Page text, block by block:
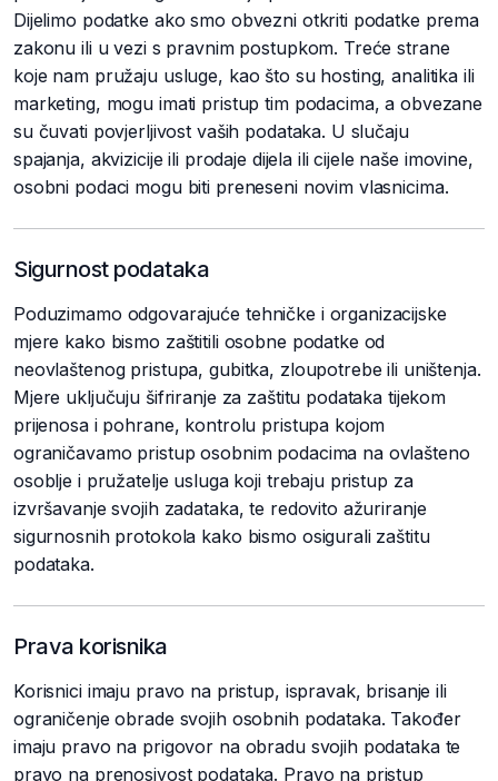
Dijelimo podatke ako smo obvezni otkriti podatke prema
zakonu ili u vezi s pravnim postupkom. Treće strane
koje nam pružaju usluge, kao što su hosting, analitika ili
marketing, mogu imati pristup tim podacima, a obvezane
su čuvati povjerljivost vaših podataka. U slučaju
spajanja, akvizicije ili prodaje dijela ili cijele naše imovine,
osobni podaci mogu biti preneseni novim vlasnicima.
Sigurnost podataka
Poduzimamo odgovarajuće tehničke i organizacijske
mjere kako bismo zaštitili osobne podatke od
neovlaštenog pristupa, gubitka, zloupotrebe ili uništenja.
Mjere uključuju šifriranje za zaštitu podataka tijekom
prijenosa i pohrane, kontrolu pristupa kojom
ograničavamo pristup osobnim podacima na ovlašteno
osoblje i pružatelje usluga koji trebaju pristup za
izvršavanje svojih zadataka, te redovito ažuriranje
sigurnosnih protokola kako bismo osigurali zaštitu
podataka.
Prava korisnika
Korisnici imaju pravo na pristup, ispravak, brisanje ili
ograničenje obrade svojih osobnih podataka. Također
imaju pravo na prigovor na obradu svojih podataka te
pravo na prenosivost podataka. Pravo na pristup